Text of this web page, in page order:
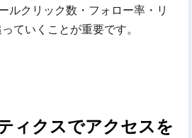
ルクリック数・フォロー率・リ
ていくことが重要です。
ィクスでアクセスを